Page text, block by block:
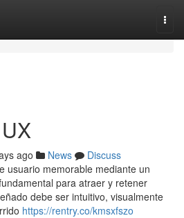
ago News
Discuss
usuario memorable mediante un
para atraer y retener
debe ser intuitivo, visualmente
https://rentry.co/kmsxfszo